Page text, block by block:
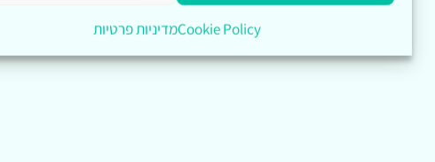
Cookie Policyמדיניות פרטיות